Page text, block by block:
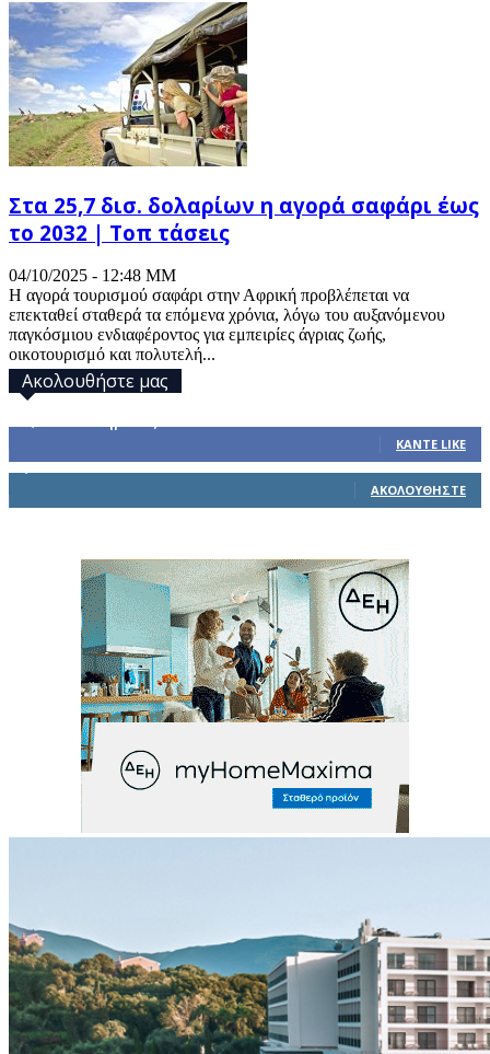
Στα 25,7 δισ. δολαρίων η αγορά σαφάρι έως
το 2032 | Τοπ τάσεις
04/10/2025 - 12:48 ΜΜ
Η αγορά τουρισμού σαφάρι στην Αφρική προβλέπεται να
επεκταθεί σταθερά τα επόμενα χρόνια, λόγω του αυξανόμενου
παγκόσμιου ενδιαφέροντος για εμπειρίες άγριας ζωής,
οικοτουρισμό και πολυτελή...
Ακολουθήστε μας
ΚΆΝΤΕ LIKE
ΑΚΟΛΟΥΘΉΣΤΕ